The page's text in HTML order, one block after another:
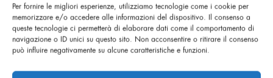
Per fornire le migliori esperienze, utilizziamo tecnologie come i cookie per
memorizzare e/o accedere alle informazioni del dispositivo. Il consenso a
queste tecnologie ci permetterà di elaborare dati come il comportamento di
navigazione o ID unici su questo sito. Non acconsentire o ritirare il consenso
può influire negativamente su alcune caratteristiche e funzioni.